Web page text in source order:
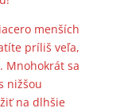
menších
príliš veľa,
Mnohokrát sa
nižšou
na dlhšie